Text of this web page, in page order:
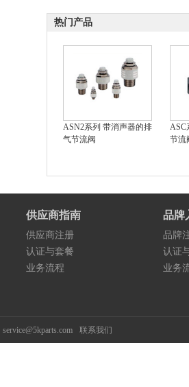
热门产品
ASN2系列 带消声器的排
气节流阀
ASC
节流
供应商指南
供应商注册
认证与套餐
业务流程
品牌
品牌
认证
业务
联系我们